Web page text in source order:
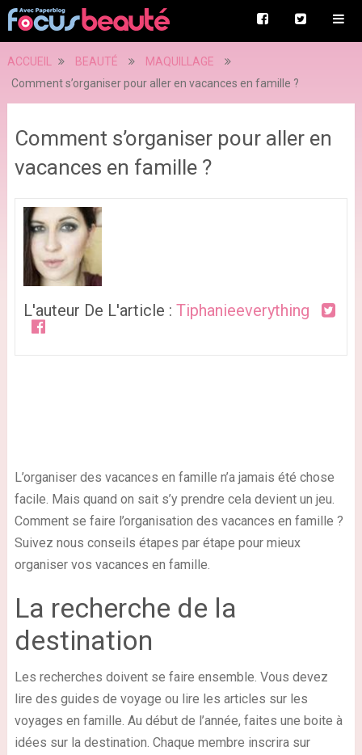
ACCUEIL BEAUTÉ
MAQUILLAGE
Comment s’organiser pour aller en vacances en famille ?
Comment s’organiser pour aller en
vacances en famille ?
L'auteur De L'article : Tiphanieeverything
L’organiser des vacances en famille n’a jamais été chose
facile. Mais quand on sait s’y prendre cela devient un jeu.
Comment se faire l’organisation des vacances en famille ?
Suivez nous conseils étapes par étape pour mieux
organiser vos vacances en famille.
La recherche de la
destination
Les recherches doivent se faire ensemble. Vous devez
lire des guides de voyage ou lire les articles sur les
voyages en famille. Au début de l’année, faites une boite à
idées sur la destination. Chaque membre inscrira sur